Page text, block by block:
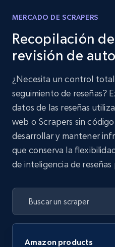
MERCADO DE SCRAPERS
Recopilación
revisión de
¿Necesita un control
seguimiento de reseñas?
datos de las reseñas
web o Scrapers sin
desarrollar y mantener
que conserva la
de inteligencia de reseñas
Amazon products